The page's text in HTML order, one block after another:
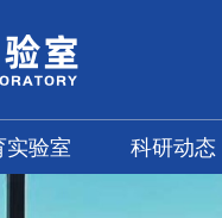
实验室 科研动态